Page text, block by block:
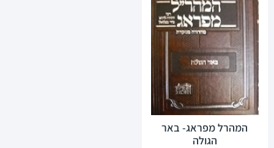
המהרל מפראג- באר
הגולה